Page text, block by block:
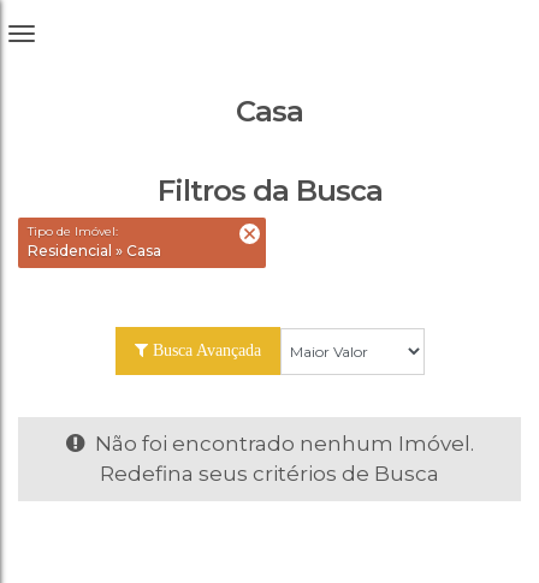
Casa
Filtros da Busca
Tipo de Imóvel:
Residencial » Casa
Busca Avançada
Não foi encontrado nenhum Imóvel.
Redefina seus critérios de Busca